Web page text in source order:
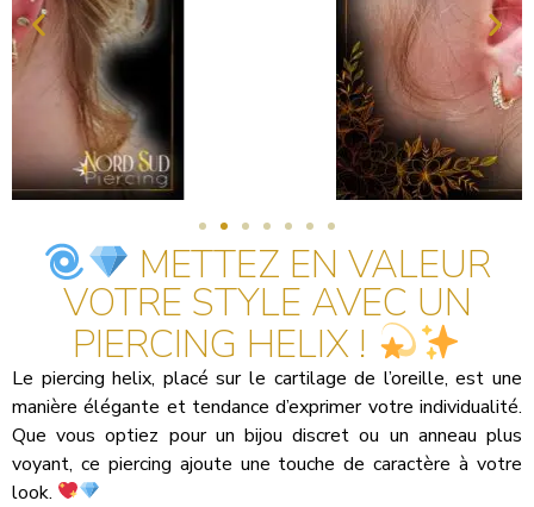
METTEZ EN VALEUR
VOTRE STYLE AVEC UN
PIERCING HELIX !
Le piercing helix, placé sur le cartilage de l’oreille, est une
manière élégante et tendance d’exprimer votre individualité.
Que vous optiez pour un bijou discret ou un anneau plus
voyant, ce piercing ajoute une touche de caractère à votre
look.